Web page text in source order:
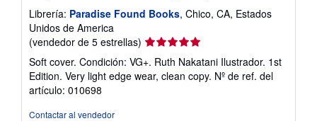
Librería: Paradise Found Books, Chico, CA, Estados
Unidos de America
(vendedor de 5 estrellas) Calificación
del
vendedor:
5
Soft cover. Condición: VG+. Ruth Nakatani Ilustrador. 1st
Edition. Very light edge wear, clean copy. Nº de ref. del
artículo: 010698
Contactar al vendedor